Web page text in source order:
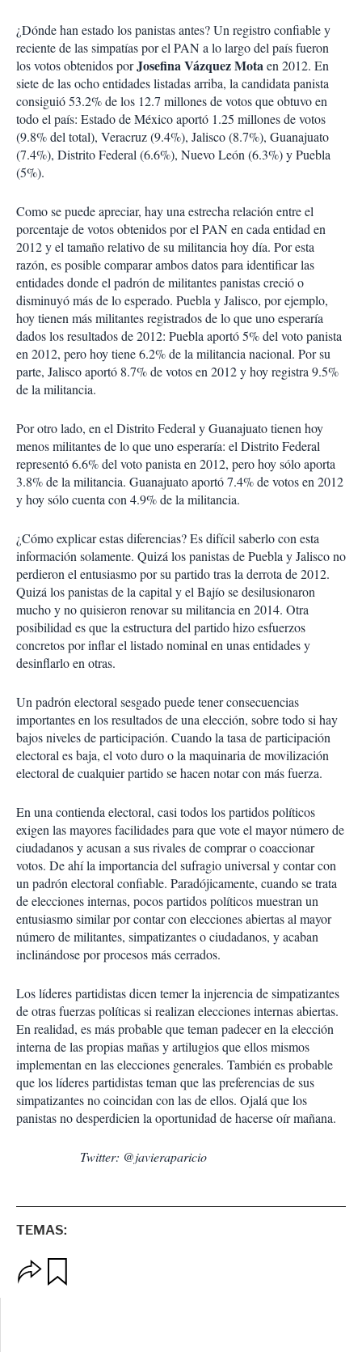
¿Dónde han estado los panistas antes? Un registro confiable y
reciente de las simpatías por el PAN a lo largo del país fueron
los votos obtenidos porJosefina Vázquez Motaen 2012. En
siete de las ocho entidades listadas arriba, la candidata panista
consiguió 53.2% de los 12.7 millones de votos que obtuvo en
todo el país: Estado de México aportó 1.25 millones de votos
(9.8% del total), Veracruz (9.4%), Jalisco (8.7%), Guanajuato
(7.4%), Distrito Federal (6.6%), Nuevo León (6.3%) y Puebla
(5%).
Como se puede apreciar, hay una estrecha relación entre el
porcentaje de votos obtenidos por el PAN en cada entidad en
2012 y el tamaño relativo de su militancia hoy día. Por esta
razón, es posible comparar ambos datos para identificar las
entidades donde el padrón de militantes panistas creció o
disminuyó más de lo esperado. Puebla y Jalisco, por ejemplo,
hoy tienen más militantes registrados de lo que uno esperaría
dados los resultados de 2012: Puebla aportó 5% del voto panista
en 2012, pero hoy tiene 6.2% de la militancia nacional. Por su
parte, Jalisco aportó 8.7% de votos en 2012 y hoy registra 9.5%
de la militancia.
Por otro lado, en el Distrito Federal y Guanajuato tienen hoy
menos militantes de lo que uno esperaría: el Distrito Federal
representó 6.6% del voto panista en 2012, pero hoy sólo aporta
3.8% de la militancia. Guanajuato aportó 7.4% de votos en 2012
y hoy sólo cuenta con 4.9% de la militancia.
¿Cómo explicar estas diferencias? Es difícil saberlo con esta
información solamente. Quizá los panistas de Puebla y Jalisco no
perdieron el entusiasmo por su partido tras la derrota de 2012.
Quizá los panistas de la capital y el Bajío se desilusionaron
mucho y no quisieron renovar su militancia en 2014. Otra
posibilidad es que la estructura del partido hizo esfuerzos
concretos por inflar el listado nominal en unas entidades y
desinflarlo en otras.
Un padrón electoral sesgado puede tener consecuencias
importantes en los resultados de una elección, sobre todo si hay
bajos niveles de participación. Cuando la tasa de participación
electoral es baja, el voto duro o la maquinaria de movilización
electoral de cualquier partido se hacen notar con más fuerza.
En una contienda electoral, casi todos los partidos políticos
exigen las mayores facilidades para que vote el mayor número de
ciudadanos y acusan a sus rivales de comprar o coaccionar
votos. De ahí la importancia del sufragio universal y contar con
un padrón electoral confiable. Paradójicamente, cuando se trata
de elecciones internas, pocos partidos políticos muestran un
entusiasmo similar por contar con elecciones abiertas al mayor
número de militantes, simpatizantes o ciudadanos, y acaban
inclinándose por procesos más cerrados.
Los líderes partidistas dicen temer la injerencia de simpatizantes
de otras fuerzas políticas si realizan elecciones internas abiertas.
En realidad, es más probable que teman padecer en la elección
interna de las propias mañas y artilugios que ellos mismos
implementan en las elecciones generales. También es probable
que los líderes partidistas teman que las preferencias de sus
simpatizantes no coincidan con las de ellos. Ojalá que los
panistas no desperdicien la oportunidad de hacerse oír mañana.
Twitter: @javieraparicio
TEMAS:
p